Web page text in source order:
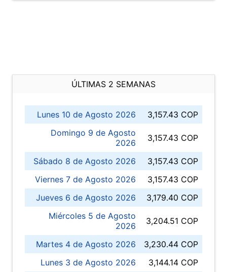
ÚLTIMAS 2 SEMANAS
Lunes 10 de Agosto 2026
3,157.43 COP
Domingo 9 de Agosto
2026
3,157.43 COP
Sábado 8 de Agosto 2026
3,157.43 COP
Viernes 7 de Agosto 2026
3,157.43 COP
Jueves 6 de Agosto 2026
3,179.40 COP
Miércoles 5 de Agosto
2026
3,204.51 COP
Martes 4 de Agosto 2026
3,230.44 COP
Lunes 3 de Agosto 2026
3,144.14 COP